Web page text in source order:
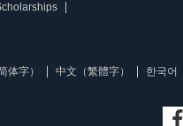
体字） 中文（繁體字）
한국어